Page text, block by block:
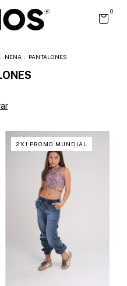
0
NENA PANTALONES
2X1 PROMO MUNDIAL